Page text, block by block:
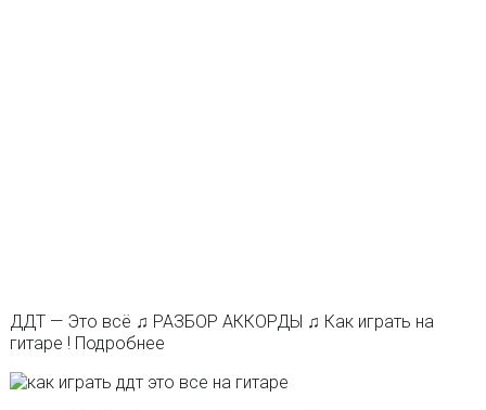
ДДТ — Это всё ♫ РАЗБОР АККОРДЫ ♫ Как играть на
гитаре ! Подробнее